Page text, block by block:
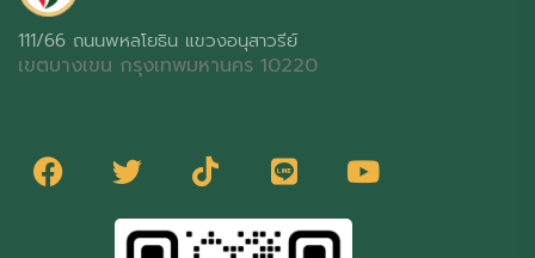
111/66 ถนนพหลโยธิน แขวงอนุสาวรีย์
เขตบางเขน กรุงเทพมหานคร 10220